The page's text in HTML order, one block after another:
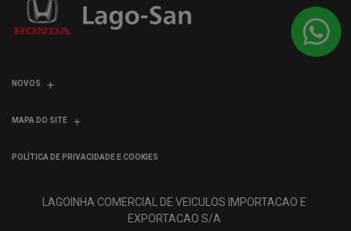
NOVOS
MAPA DO SITE
POLÍTICA DE PRIVACIDADE E COOKIES
LAGOINHA COMERCIAL DE VEICULOS IMPORTACAO E
EXPORTACAO S/A